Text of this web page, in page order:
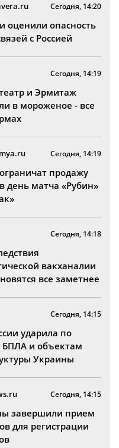
Сегодня, 14:20
оценили опасность
с Россией
Сегодня, 14:19
и Эрмитаж
в мороженое - все
Сегодня, 14:19
продажу
день матча «Рубин»
Сегодня, 14:18
вакханалии
все заметнее
Сегодня, 14:15
ударила по
БПЛА и объектам
Украины
Сегодня, 14:15
завершили прием
для регистрации